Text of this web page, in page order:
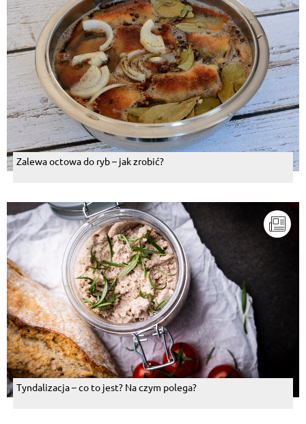
Zalewa octowa do ryb – jak zrobić?
Tyndalizacja – co to jest? Na czym polega?